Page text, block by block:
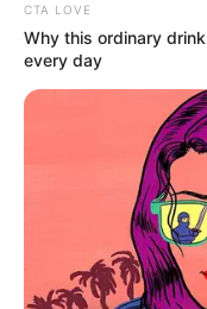
CTA LOVE
Why this ordinary
every day